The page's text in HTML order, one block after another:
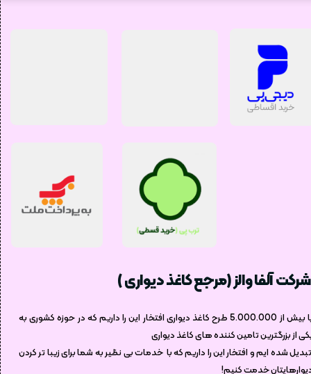
شرکت آلفا والز (مرجع کاغذ دیواری )
با بیش از 5.000.000 طرح کاغذ دیواری افتخار این را داریم که در حوزه کشوری به
از بزرگترین تامین کننده های کاغذ دیواری
شده ایم و افتخار این را داریم که با خدمات بی نظیر به شما برای زیبا تر کردن
خدمت کنیم!